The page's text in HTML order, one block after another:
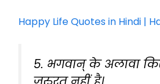
Happy Life Quotes in Hindi |
5. भगवान् के अलावा